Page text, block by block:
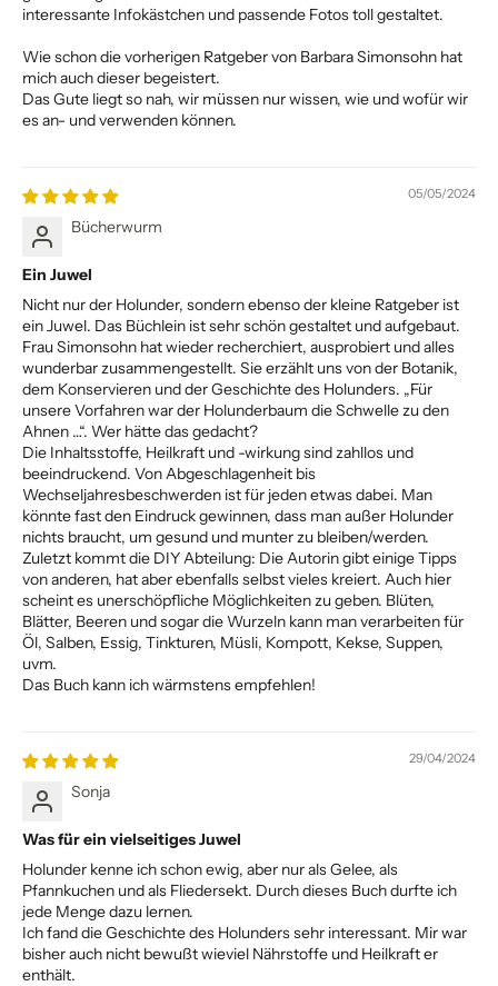
interessante Infokästchen und passende Fotos toll gestaltet.
Wie schon die vorherigen Ratgeber von Barbara Simonsohn hat
mich auch dieser begeistert.
Das Gute liegt so nah, wir müssen nur wissen, wie und wofür wir
es an- und verwenden können.
05/05/2024
Bücherwurm
Ein Juwel
Nicht nur der Holunder, sondern ebenso der kleine Ratgeber ist
ein Juwel. Das Büchlein ist sehr schön gestaltet und aufgebaut.
Frau Simonsohn hat wieder recherchiert, ausprobiert und alles
wunderbar zusammengestellt. Sie erzählt uns von der Botanik,
dem Konservieren und der Geschichte des Holunders. „Für
unsere Vorfahren war der Holunderbaum die Schwelle zu den
Ahnen …“. Wer hätte das gedacht?
Die Inhaltsstoffe, Heilkraft und -wirkung sind zahllos und
beeindruckend. Von Abgeschlagenheit bis
Wechseljahresbeschwerden ist für jeden etwas dabei. Man
könnte fast den Eindruck gewinnen, dass man außer Holunder
nichts braucht, um gesund und munter zu bleiben/werden.
Zuletzt kommt die DIY Abteilung: Die Autorin gibt einige Tipps
von anderen, hat aber ebenfalls selbst vieles kreiert. Auch hier
scheint es unerschöpfliche Möglichkeiten zu geben. Blüten,
Blätter, Beeren und sogar die Wurzeln kann man verarbeiten für
Öl, Salben, Essig, Tinkturen, Müsli, Kompott, Kekse, Suppen,
uvm.
Das Buch kann ich wärmstens empfehlen!
29/04/2024
Sonja
Was für ein vielseitiges Juwel
Holunder kenne ich schon ewig, aber nur als Gelee, als
Pfannkuchen und als Fliedersekt. Durch dieses Buch durfte ich
jede Menge dazu lernen.
Ich fand die Geschichte des Holunders sehr interessant. Mir war
bisher auch nicht bewußt wieviel Nährstoffe und Heilkraft er
enthält.